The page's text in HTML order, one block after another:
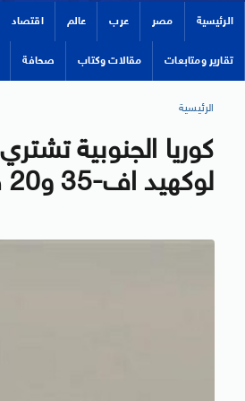
الرئيسية مصر عرب عالم اقتصاد
تقارير ومتابعات مقالات وكتاب صحافة
الرئيسية
لوكهيد اف-35 و20 طائرة أخرى